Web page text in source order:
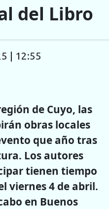
del Libro
| 12:55
de Cuyo, las
obras locales
que año tras
Los autores
tienen tiempo
viernes 4 de abril.
en Buenos